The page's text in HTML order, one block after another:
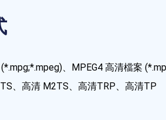
、MPEG4 高清檔案
、高清 M2TS、高清TRP、高清TP